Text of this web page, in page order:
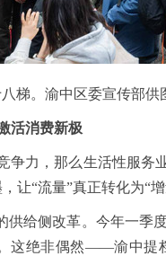
梯。渝中区委宣传部供
活消费新极
争力，那么生活性服务
让“流量”真正转化为“增
供给侧改革。今年一季
这绝非偶然——渝中提